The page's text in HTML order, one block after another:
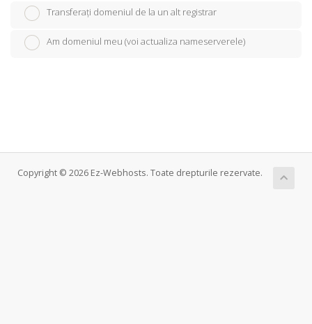
Transferați domeniul de la un alt registrar
Am domeniul meu (voi actualiza nameserverele)
Copyright © 2026 Ez-Webhosts. Toate drepturile rezervate.